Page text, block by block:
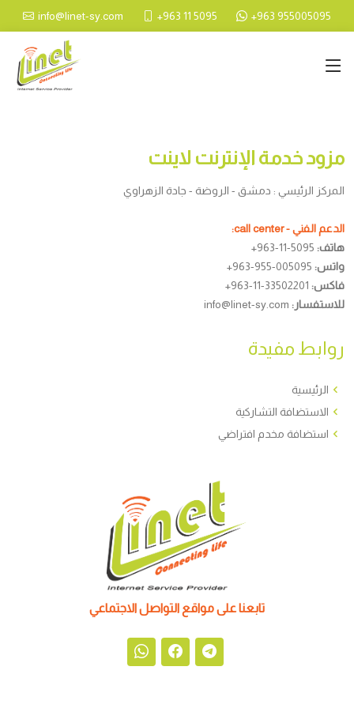
info@linet-sy.com +963 11 5095 +963 955005095
مزود خدمة الإنترنت لاينت
المركز الرئيسي : دمشق - الروضة - جادة الزهراوي
الدعم الفني - call center:
هاتف: +963-11-5095
واتس: +963-955-005095
فاكس: +963-11-33502201
للاستفسار: info@linet-sy.com
روابط مفيدة
الرئيسية
الاستضافة التشاركية
استضافة مخدم افتراضي
تابعنا على مواقع التواصل الاجتماعي